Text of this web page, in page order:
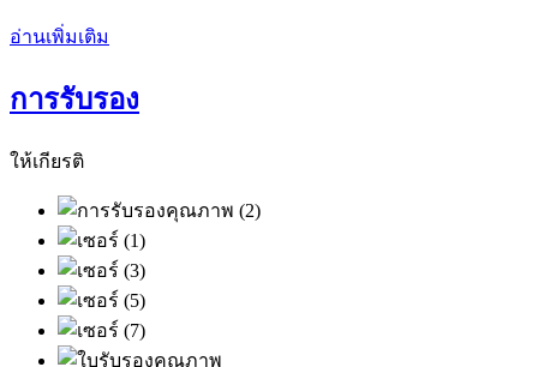
อ่านเพิ่มเติม
การรับรอง
ให้เกียรติ